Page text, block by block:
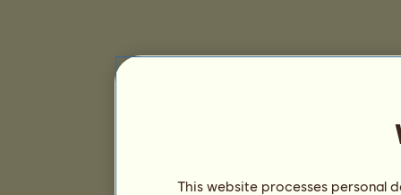
This website processes personal